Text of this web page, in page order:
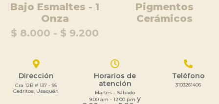
Bajo Esmaltes - 1
Onza
$ 8.000 - $ 9.200
Pigmentos
Cerámicos
Dirección
Cra 12B # 137 - 95
Cedritos, Usaquén
Horarios de
atención
Martes - Sábado
9:00 am - 12:00 pm y
Teléfono
3103261406